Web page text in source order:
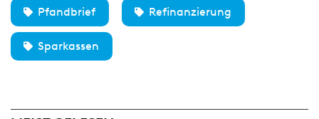
Pfandbrief Refinanzierung
Sparkassen